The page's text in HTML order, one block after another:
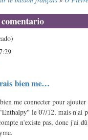
bien me…
me connecter pour ajouter
le 07/12, mais n'ai
n'existe pas, donc j'ai